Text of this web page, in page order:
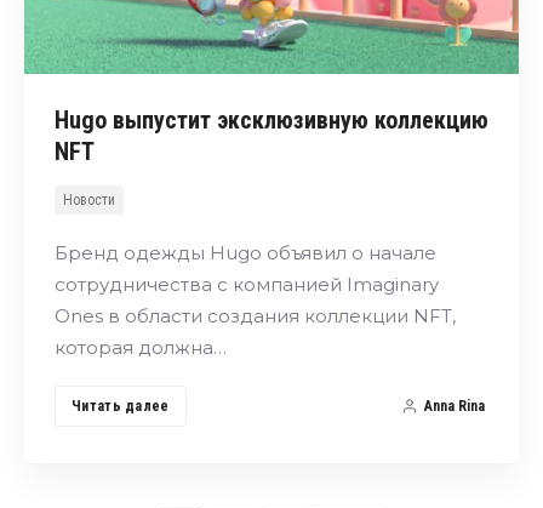
Hugo выпустит эксклюзивную коллекцию
NFT
Новости
Бренд одежды Hugo объявил о начале
сотрудничества с компанией Imaginary
Ones в области создания коллекции NFT,
которая должна…
Читать далее Anna Rina